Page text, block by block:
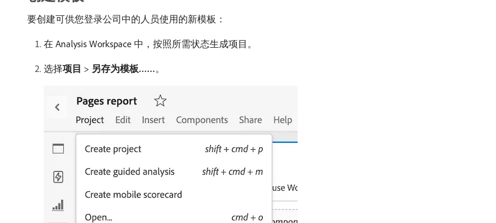
要创建可供您登录公司中的人员使用的新模板：
在 Analysis Workspace 中，按照所需状态生成项目。
选择​项目 > 另存为模板……。